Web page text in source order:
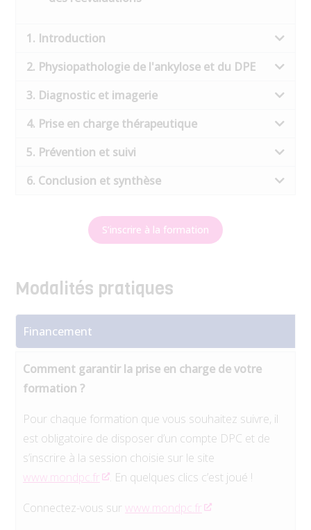
1. Introduction
2. Physiopathologie de l'ankylose et du DPE
3. Diagnostic et imagerie
4. Prise en charge thérapeutique
5. Prévention et suivi
6. Conclusion et synthèse
S’inscrire à la formation
Modalités pratiques
Financement
Comment garantir la prise en charge de votre
formation ?
Pour chaque formation que vous souhaitez suivre, il
est obligatoire de disposer d’un compte DPC et de
s’inscrire à la session choisie sur le site
www.mondpc.fr
. En quelques clics c’est joué !
Connectez-vous sur www.mondpc.fr